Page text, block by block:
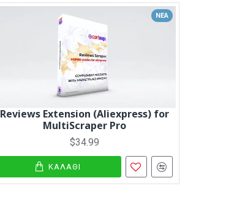
ΝΈΑ
Reviews Extension (Aliexpress) for
MultiScraper Pro
$34.99
ΚΑΛΆΘΙ